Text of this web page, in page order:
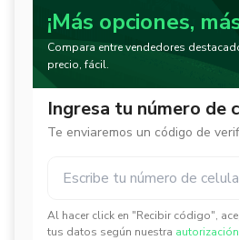
¡Más opciones,
Compara entre vendedores
precio, fácil.
Ingresa tu número de
Te enviaremos un código de
Al hacer click en "Recibir código",
tus datos según nuestra